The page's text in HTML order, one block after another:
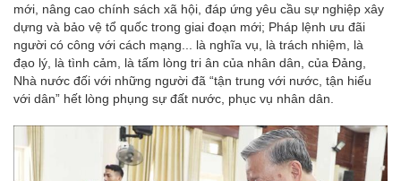
mới, nâng cao chính sách xã hội, đáp ứng yêu cầu sự nghiệp xây
dựng và bảo vệ tổ quốc trong giai đoạn mới; Pháp lệnh ưu đãi
người có công với cách mạng... là nghĩa vụ, là trách nhiệm, là
đạo lý, là tình cảm, là tấm lòng tri ân của nhân dân, của Đảng,
Nhà nước đối với những người đã “tận trung với nước, tận hiếu
với dân” hết lòng phụng sự đất nước, phục vụ nhân dân.